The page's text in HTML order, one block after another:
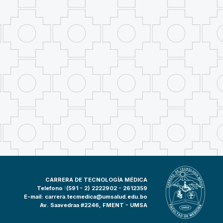
CARRERA DE TECNOLOGÍA MÉDICA
Telefono :(591 - 2) 2222902 - 2612359
E-mail: carrera.tecmedica@umsalud.edu.bo
Av. Saavedraa #2246, FMENT - UMSA